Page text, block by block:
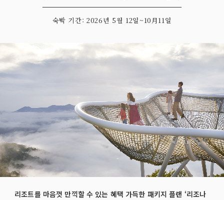
숙박 기간: 2026년 5월 12일~10月11일
리조트를 마음껏 만끽할 수 있는 혜택 가득한 패키지 플랜 ‘리조나